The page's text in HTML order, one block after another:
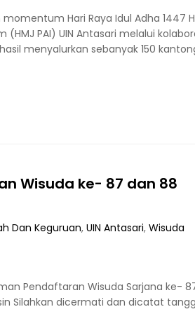
Hari Raya Idul Adha 1447
PAI) UIN Antasari melalui
menyalurkan sebanyak 150
Wisuda ke- 87 dan 88
Dan Keguruan, UIN Antasari, Wisuda
Pendaftaran Wisuda Sarjana ke-
Silahkan dicermati dan dicatat